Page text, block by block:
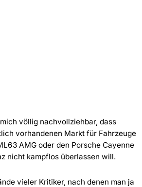
völlig nachvollziehbar, dass
vorhandenen Markt für Fahrzeuge
AMG oder den Porsche Cayenne
nicht kampflos überlassen will.
vieler Kritiker, nach denen man ja